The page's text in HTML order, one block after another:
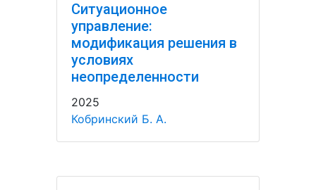
Ситуационное
управление:
модификация решения в
условиях
неопределенности
2025
Кобринский Б. А.